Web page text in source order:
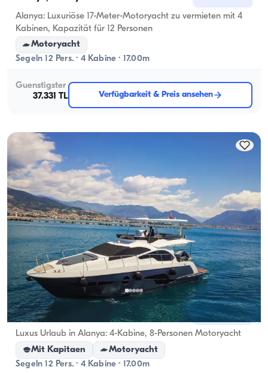
Alanya: Luxuriöse 17-Meter-Motoryacht zu vermieten mit 4
Kabinen, Kapazität für 12 Personen
Motoryacht
Segeln 12 Pers. · 4 Kabine · 17.00m
Guenstigster
37.331 TL
Verfügbarkeit & Preis ansehen
Alanya, Antalya Neues Boot
Luxus Urlaub in Alanya: 4-Kabine, 8-Personen Motoryacht
Mit Kapitaen
Motoryacht
Segeln 12 Pers. · 4 Kabine · 17.00m